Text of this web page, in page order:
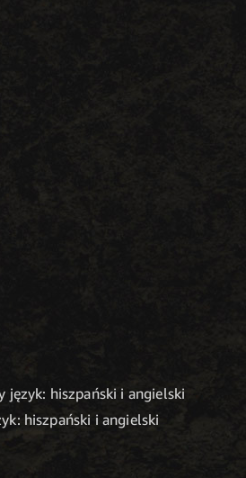
język: hiszpański i angielski
hiszpański i angielski